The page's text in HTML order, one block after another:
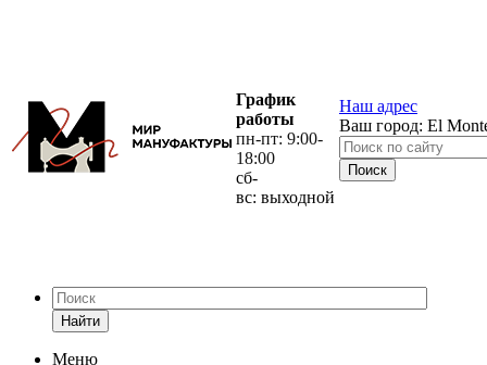
График
работы
пн-пт: 9:00-
18:00
сб-
вс: выходной
Наш адрес
Ваш город: El
Найти
Меню